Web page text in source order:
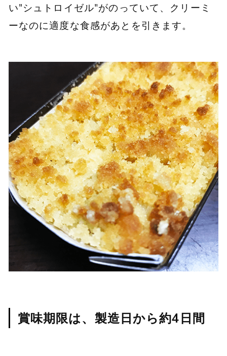
い"シュトロイゼル"がのっていて、クリーミ
ーなのに適度な食感があとを引きます。
賞味期限は、製造日から約4日間